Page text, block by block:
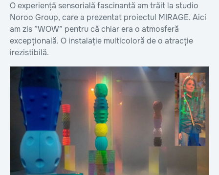
O experiență sensorială fascinantă am trăit la studio
Noroo Group, care a prezentat proiectul MIRAGE. Aici
am zis ”WOW” pentru că chiar era o atmosferă
excepțională. O instalație multicoloră de o atracție
irezistibilă.